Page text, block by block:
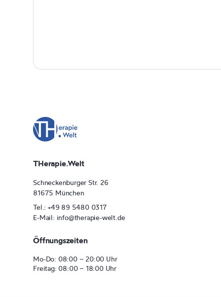
THerapie.Welt
Schneckenburger Str. 26
81675 München
Tel.: +49 89 5480 0317
E-Mail: info@therapie-welt.de
Öffnungszeiten
Mo-Do: 08:00 – 20:00 Uhr
Freitag: 08:00 – 18:00 Uhr